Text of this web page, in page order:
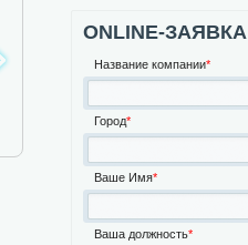
Автоматика для
ONLINE-ЗАЯВКА
Название компании*
Город*
Ваше Имя*
Ваша должность*